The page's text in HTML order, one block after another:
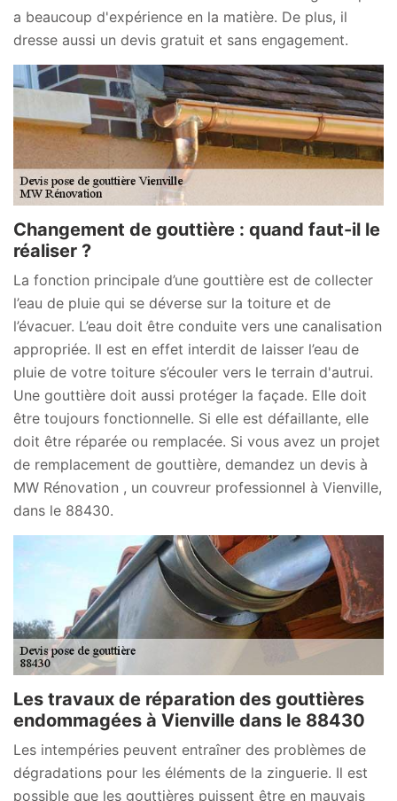
a beaucoup d'expérience en la matière. De plus, il
dresse aussi un devis gratuit et sans engagement.
Changement de gouttière : quand faut-il le
réaliser ?
La fonction principale d’une gouttière est de collecter
l’eau de pluie qui se déverse sur la toiture et de
l’évacuer. L’eau doit être conduite vers une canalisation
appropriée. Il est en effet interdit de laisser l’eau de
pluie de votre toiture s’écouler vers le terrain d'autrui.
Une gouttière doit aussi protéger la façade. Elle doit
être toujours fonctionnelle. Si elle est défaillante, elle
doit être réparée ou remplacée. Si vous avez un projet
de remplacement de gouttière, demandez un devis à
MW Rénovation , un couvreur professionnel à Vienville,
dans le 88430.
Les travaux de réparation des gouttières
endommagées à Vienville dans le 88430
Les intempéries peuvent entraîner des problèmes de
dégradations pour les éléments de la zinguerie. Il est
possible que les gouttières puissent être en mauvais